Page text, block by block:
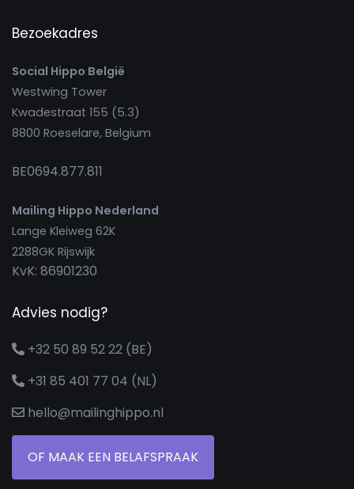
Bezoekadres
Social Hippo België
Westwing Tower
Kwadestraat 155 (5.3)
8800 Roeselare, Belgium
BE0694.877.811
Mailing Hippo Nederland
Lange Kleiweg 62K
2288GK Rijswijk
KvK: 86901230
Advies nodig?
+32 50 89 52 22 (BE)
+31 85 401 77 04 (NL)
hello@mailinghippo.nl
OF MAAK EEN BELAFSPRAAK